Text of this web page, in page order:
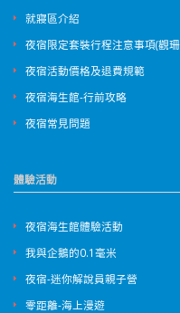
就寢區介紹
夜宿限定套裝行程注意事項(觀
夜宿活動價格及退費規範
夜宿海生館-行前攻略
夜宿常見問題
體驗活動
夜宿海生館體驗活動
我與企鵝的0.1毫米
夜宿-迷你解說員親子營
零距離-海上漫遊